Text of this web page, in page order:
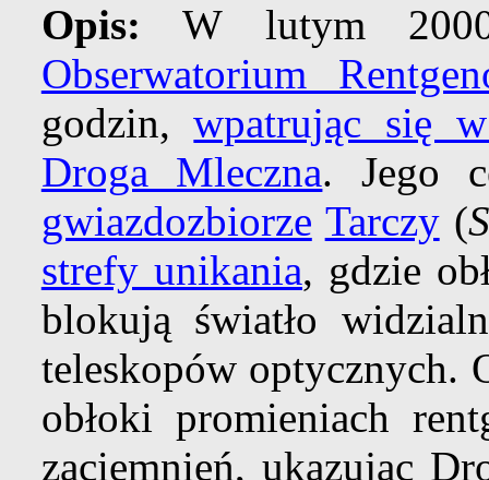
Opis: W lutym
Obserwatorium
godzin,wpatrując się w
Droga Mleczna. Jego
gwiazdozbiorze Tarczy(
strefy unikania, gdzie
blokują światło
teleskopów optycznych.
obłoki promieniach
zaciemnień, ukazując